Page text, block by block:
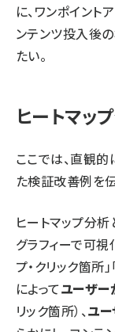
に、ワンポイント
ンテンツ投入後
たい。
ヒートマッ
ここでは、直観
た検証改善例を
ヒートマップ分
グラフィーで可視
プ・クリック箇所
によってユーザー
リック箇所）、ユ